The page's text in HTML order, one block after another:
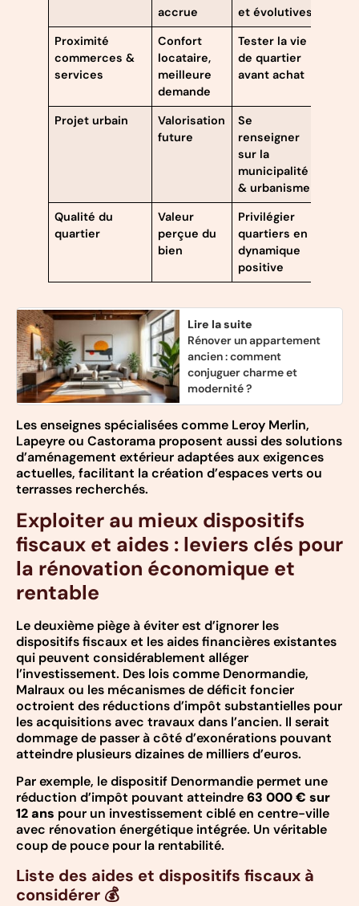
accrue
et évolutives
Proximité
commerces &
services
Confort
locataire,
meilleure
demande
Tester la vie
de quartier
avant achat
Projet urbain
Valorisation
future
Se
renseigner
sur la
municipalité
& urbanisme
Qualité du
quartier
Valeur
perçue du
bien
Privilégier
quartiers en
dynamique
positive
Lire la suite
Rénover un appartement
ancien : comment
conjuguer charme et
modernité ?
Les enseignes spécialisées comme Leroy Merlin,
Lapeyre ou Castorama proposent aussi des solutions
d’aménagement extérieur adaptées aux exigences
actuelles, facilitant la création d’espaces verts ou
terrasses recherchés.
Exploiter au mieux dispositifs
fiscaux et aides : leviers clés pour
la rénovation économique et
rentable
Le deuxième piège à éviter est d’ignorer les
dispositifs fiscaux et les aides financières existantes
qui peuvent considérablement alléger
l’investissement. Des lois comme Denormandie,
Malraux ou les mécanismes de déficit foncier
octroient des réductions d’impôt substantielles pour
les acquisitions avec travaux dans l’ancien. Il serait
dommage de passer à côté d’exonérations pouvant
atteindre plusieurs dizaines de milliers d’euros.
Par exemple, le dispositif Denormandie permet une
réduction d’impôt pouvant atteindre63 000 € sur
12 ans pour un investissement ciblé en centre-ville
avec rénovation énergétique intégrée. Un véritable
coup de pouce pour la rentabilité.
Liste des aides et dispositifs fiscaux à
considérer 💰